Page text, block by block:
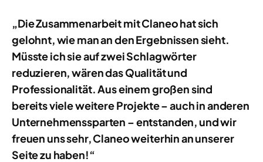
„Die Zusammenarbeit mit Claneo hat sich
gelohnt, wie man an den Ergebnissen sieht.
Müsste ich sie auf zwei Schlagwörter
reduzieren, wären das Qualität und
Professionalität. Aus einem großen sind
bereits viele weitere Projekte – auch in anderen
Unternehmenssparten – entstanden, und wir
freuen uns sehr, Claneo weiterhin an unserer
Seite zu haben!“